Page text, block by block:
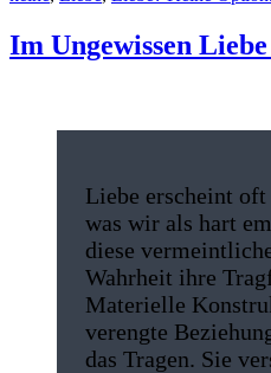
Im Ungewissen
Liebe erscheint
was wir als hart
diese
Wahrheit ihre
Materielle
verengte
das Tragen. Sie